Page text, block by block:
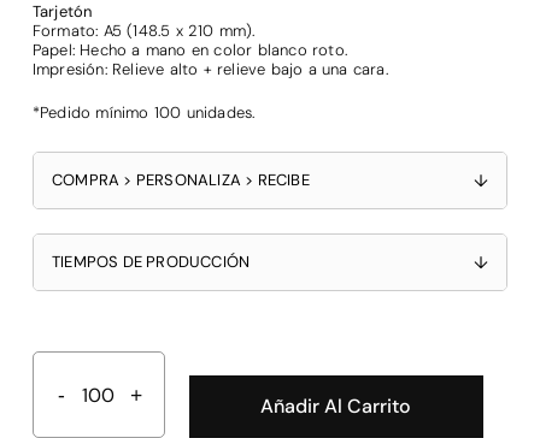
Tarjetón
Formato: A5 (148.5 x 210 mm).
Papel: Hecho a mano en color blanco roto.
Impresión: Relieve alto + relieve bajo a una cara.
*Pedido mínimo 100 unidades.
COMPRA > PERSONALIZA > RECIBE ↓
TIEMPOS DE PRODUCCIÓN ↓
Añadir Al Carrito